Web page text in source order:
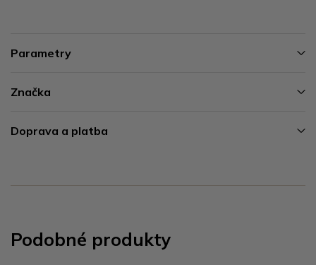
Parametry
Značka
Doprava a platba
Podobné produkty